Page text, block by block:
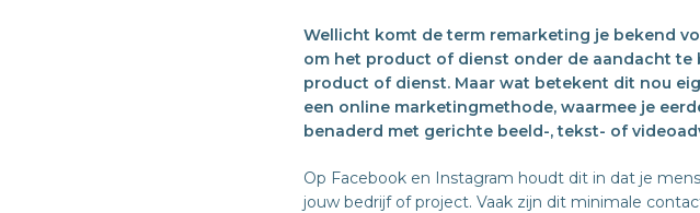
Wellicht komt de term remarketing je bekend
om het product of dienst onder de aandacht
product of dienst. Maar wat betekent dit nou
een online marketingmethode, waarmee je
benaderd met gerichte beeld-, tekst- of
Op Facebook en Instagram houdt dit in dat je
jouw bedrijf of project. Vaak zijn dit minimale